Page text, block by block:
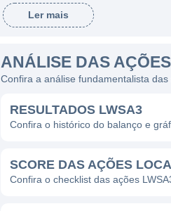
Brasil.
A Locaweb atua
reconhecimento no setor, o
digitais. O setor de
Os principais segmentos de
Ler mais
ANÁLISE DAS
Confira a análise fundamentalista
RESULTADOS LWSA3
Confira o histórico do balanço e
SCORE DAS AÇÕES
Confira o checklist das ações